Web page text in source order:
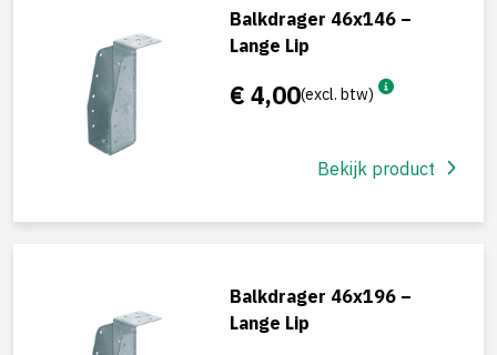
Balkdrager 46x146 –
Lange Lip
€ 4,00(excl. btw)
Bekijk product
Balkdrager 46x196 –
Lange Lip